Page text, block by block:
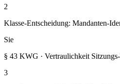
2
Klasse-Entscheidung: Mandanten-
Sie
§ 43 KWG · Vertraulichkeit
3